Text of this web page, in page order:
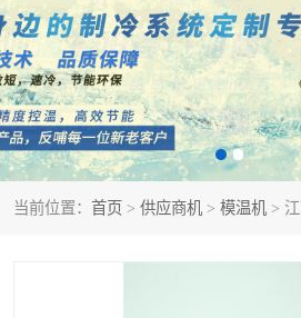
当前位置： 首页 > 供应商机 > 模温机 >
冷水机 模
导热油加热器